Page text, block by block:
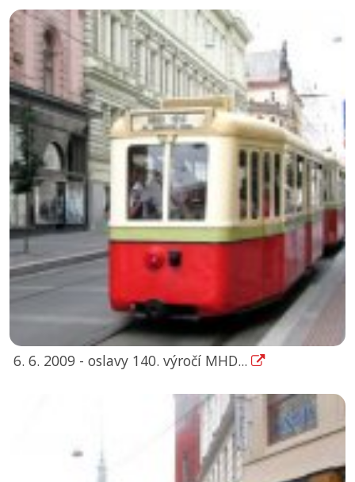
6. 6. 2009 - oslavy 140. výročí MHD...